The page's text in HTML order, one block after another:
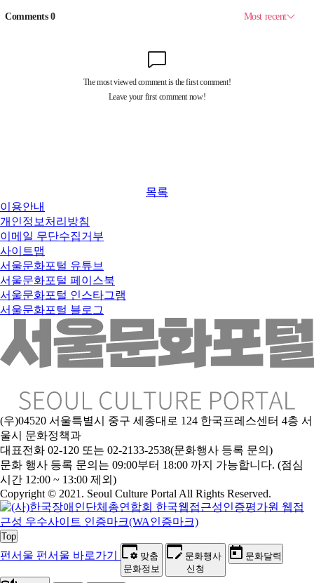
목록
이용안내
개인정보처리방침
이메일 무단수집거부
사이트맵
서울문화포털 유튜브
서울문화포털 페이스북
서울문화포털 인스타그램
서울문화포털 블로그
(우)04520 서울특별시 중구 세종대로 124 한국프레스센터 4층 서
울시 문화정책과
대표전화 02-120 또는 02-2133-2538(문화행사 등록 문의)
문화 행사 등록 문의는 09:00부터 18:00 까지 가능합니다. (점심
시간 12:00 ~ 13:00 제외)
Copyright © 2021. Seoul Culture Portal All Rights Reserved.
Top
펀서울 펀서울 바로가기
맞춤
문화정보
문화행사
신청
문화달력